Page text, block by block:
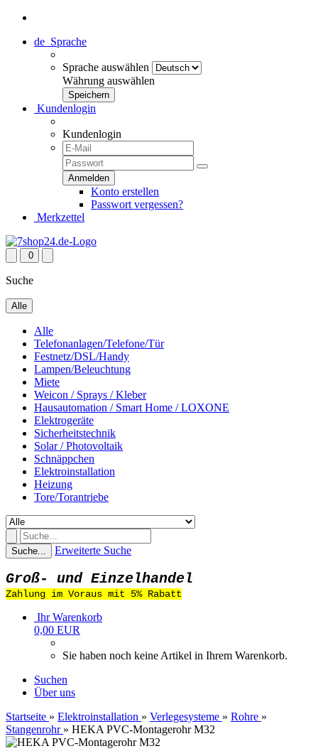
de Sprache
Sprache auswählen
Währung auswählen
Kundenlogin
Kundenlogin
Konto erstellen
Passwort vergessen?
Merkzettel
0
Suche
Alle
Alle
Telefonanlagen/Telefone/Tür
Festnetz/DSL/Handy
Lampen/Beleuchtung
Miete
Weicon / Sprays / Kleber
Hausautomation / Smart Home / LOXONE
Elektrogeräte
Sicherheitstechnik
Solar / Photovoltaik
Schnäppchen
Elektroinstallation
Heizung
Tore/Torantriebe
Suche... Erweiterte Suche
Groß- und Einzelhandel
Zahlung im Voraus mit 5% Rabatt
Ihr Warenkorb
0,00 EUR
Sie haben noch keine Artikel in Ihrem Warenkorb.
Suchen
Über uns
Startseite » Elektroinstallation » Verlegesysteme » Rohre »
Stangenrohr » HEKA PVC-Montagerohr M32